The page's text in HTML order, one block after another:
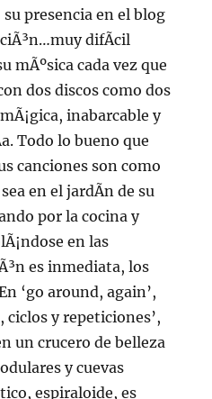
presencia en el blog
difÃ­cil
mÃºsica cada vez que
dos discos como dos
inabarcable y
Todo lo bueno que
canciones son como
en el jardÃ­n de su
por la cocina y
en las
es inmediata, los
‘go around, again’,
ciclos y repeticiones’,
un crucero de belleza
y cuevas
espiraloide, es